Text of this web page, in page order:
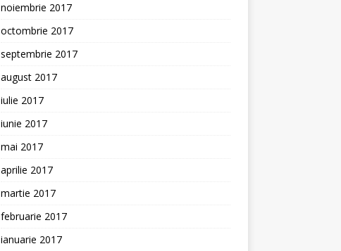
noiembrie 2017
octombrie 2017
septembrie 2017
august 2017
iulie 2017
iunie 2017
mai 2017
aprilie 2017
martie 2017
februarie 2017
ianuarie 2017